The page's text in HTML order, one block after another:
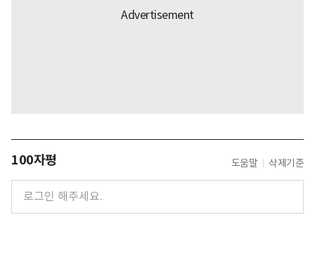
100자평 도움말 삭제기준